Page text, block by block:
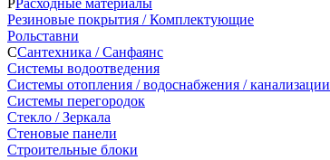
Резиновые покрытия / Комплектующие
Рольставни
ССантехника / Санфаянс
Системы водоотведения
Системы отопления / водоснабжения / канализации
Системы перегородок
Стекло / Зеркала
Стеновые панели
Строительные блоки